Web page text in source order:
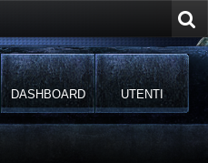
DASHBOARD UTENTI